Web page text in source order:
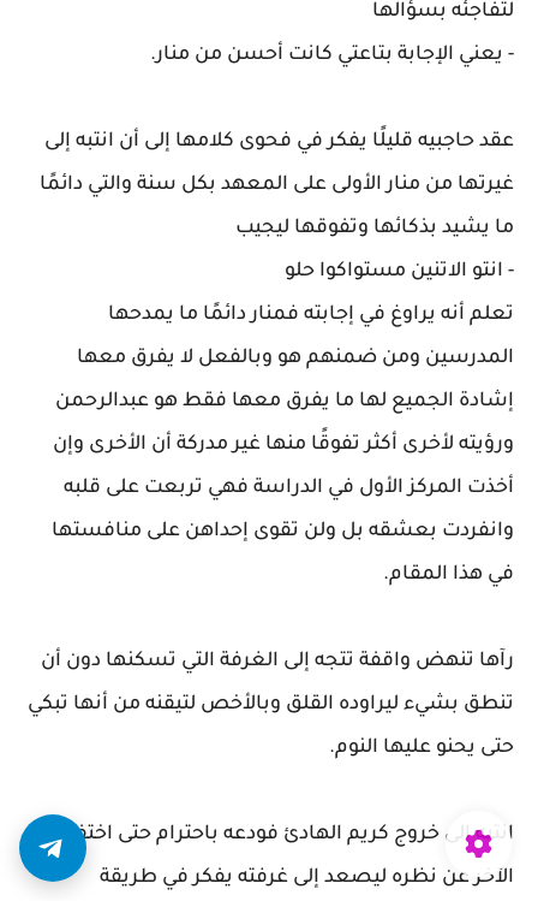
لتفاجئه بسؤالها
- يعني الإجابة بتاعتي كانت أحسن من منار.
عقد حاجبيه قليلًا يفكر في فحوى كلامها إلى أن انتبه إلى
غيرتها من منار الأولى على المعهد بكل سنة والتي دائمًا
ما يشيد بذكائها وتفوقها ليجيب
- انتو الاتنين مستواكوا حلو
تعلم أنه يراوغ في إجابته فمنار دائمًا ما يمدحها
المدرسين ومن ضمنهم هو وبالفعل لا يفرق معها
إشادة الجميع لها ما يفرق معها فقط هو عبدالرحمن
ورؤيته لأخرى أكثر تفوقًا منها غير مدركة أن الأخرى وإن
أخذت المركز الأول في الدراسة فهي تربعت على قلبه
وانفردت بعشقه بل ولن تقوى إحداهن على منافستها
في هذا المقام.
رآها تنهض واقفة تتجه إلى الغرفة التي تسكنها دون أن
تنطق بشيء ليراوده القلق وبالأخص لتيقنه من أنها تبكي
حتى يحنو عليها النوم.
انتبه إلى خروج كريم الهادئ فودعه باحترام حتى اختفى
الآخر عن نظره ليصعد إلى غرفته يفكر في طريقة